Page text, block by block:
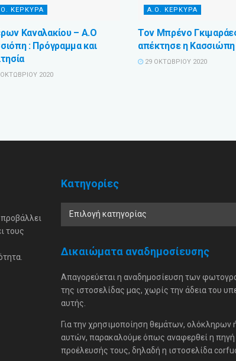
ΚΕΡΚΥΡΑ
Καναλακίου – Α.Ο
: Πρόγραμμα και
2020
Α.Ο. ΚΕΡΚΥΡΑ
Τον Μπρένο
απέκτησε η Κασσιώπη
29 ΟΚΤΩΒΡΊΟΥ 2020
τους
Κατηγορίες
Επιλογή κατηγορίας
Δικαιώματα αναδημοσίευσης
Απαγορεύεται η αναδημοσίευση των
της ιστοσελίδας μας, χωρίς την άδεια του
αυτής.
Για την χρησιμοποίηση θεμάτων, ολόκληρων
αυτών, παρακαλούμε όπως αναφερθεί η πηγή
προέλευσής τους, δηλαδή η ιστοσελίδα